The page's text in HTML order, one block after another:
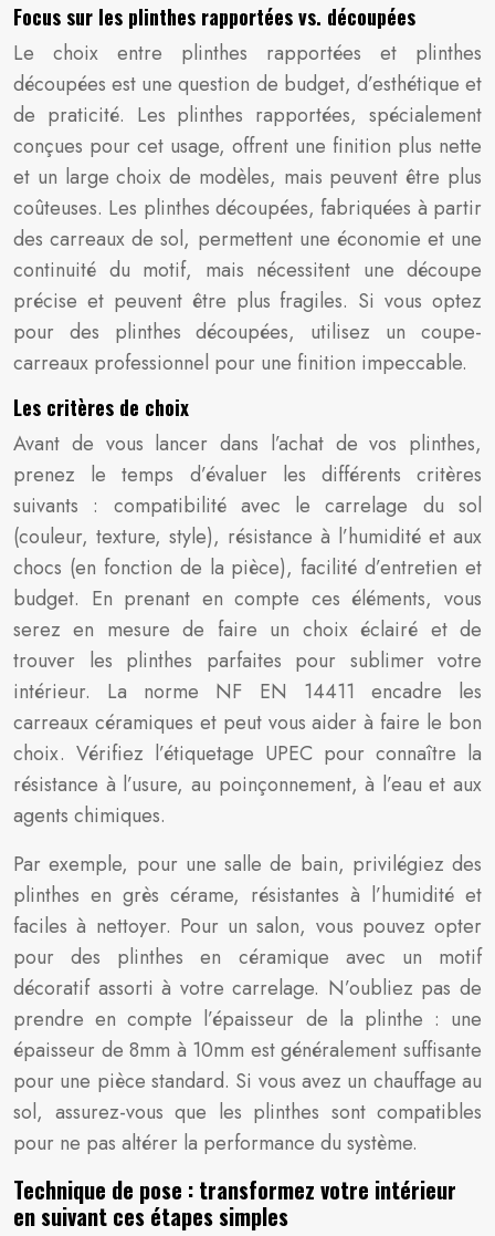
Focus sur les plinthes rapportées vs. découpées
Le choix entre plinthes rapportées et plinthes
découpées est une question de budget, d’esthétique et
de praticité. Les plinthes rapportées, spécialement
conçues pour cet usage, offrent une finition plus nette
et un large choix de modèles, mais peuvent être plus
coûteuses. Les plinthes découpées, fabriquées à partir
des carreaux de sol, permettent une économie et une
continuité du motif, mais nécessitent une découpe
précise et peuvent être plus fragiles. Si vous optez
pour des plinthes découpées, utilisez un coupe-
carreaux professionnel pour une finition impeccable.
Les critères de choix
Avant de vous lancer dans l’achat de vos plinthes,
prenez le temps d’évaluer les différents critères
suivants : compatibilité avec le carrelage du sol
(couleur, texture, style), résistance à l’humidité et aux
chocs (en fonction de la pièce), facilité d’entretien et
budget. En prenant en compte ces éléments, vous
serez en mesure de faire un choix éclairé et de
trouver les plinthes parfaites pour sublimer votre
intérieur. La norme NF EN 14411 encadre les
carreaux céramiques et peut vous aider à faire le bon
choix. Vérifiez l’étiquetage UPEC pour connaître la
résistance à l’usure, au poinçonnement, à l’eau et aux
agents chimiques.
Par exemple, pour une salle de bain, privilégiez des
plinthes en grès cérame, résistantes à l’humidité et
faciles à nettoyer. Pour un salon, vous pouvez opter
pour des plinthes en céramique avec un motif
décoratif assorti à votre carrelage. N’oubliez pas de
prendre en compte l’épaisseur de la plinthe : une
épaisseur de 8mm à 10mm est généralement suffisante
pour une pièce standard. Si vous avez un chauffage au
sol, assurez-vous que les plinthes sont compatibles
pour ne pas altérer la performance du système.
Technique de pose : transformez votre intérieur
en suivant ces étapes simples